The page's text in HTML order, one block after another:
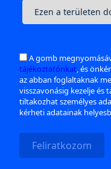
A gomb
tájékoztatónkat, és
az abban foglaltaknak
visszavonásig kezelje és
tiltakozhat személyes
kérheti adatainak
Feliratkozom